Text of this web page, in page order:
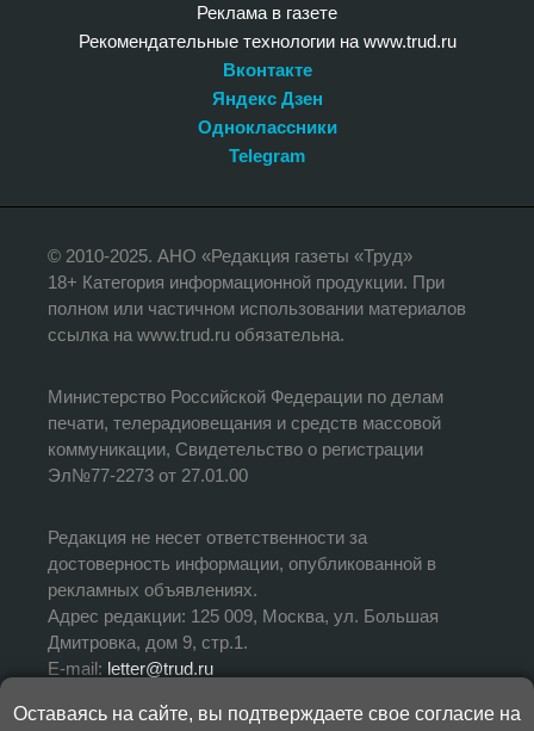
Реклама в газете
Рекомендательные технологии на www.trud.ru
Вконтакте
Яндекс Дзен
Одноклассники
Telegram
© 2010-2025. АНО «Редакция газеты «Труд»
18+ Категория информационной продукции. При
полном или частичном использовании материалов
ссылка на www.trud.ru обязательна.
Министерство Российской Федерации по делам
печати, телерадиовещания и средств массовой
коммуникации, Свидетельство о регистрации
Эл№77-2273 от 27.01.00
Редакция не несет ответственности за
достоверность информации, опубликованной в
рекламных объявлениях.
Адрес редакции: 125 009, Москва, ул. Большая
Дмитровка, дом 9, стр.1.
E-mail: letter@trud.ru
Оставаясь на сайте, вы подтверждаете свое согласие на